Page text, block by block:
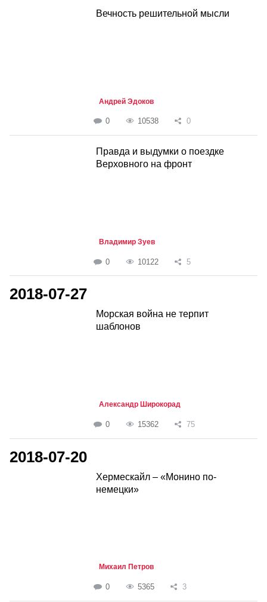
Вечность решительной мысли
Андрей Эдоков
0 10538 0
Правда и выдумки о поездке
Верховного на фронт
Владимир Зуев
0 10122 5
2018-07-27
Морская война не терпит
шаблонов
Александр Широкорад
0 15362 75
2018-07-20
Хермескайл – «Монино по-
немецки»
Михаил Петров
0 5365 3